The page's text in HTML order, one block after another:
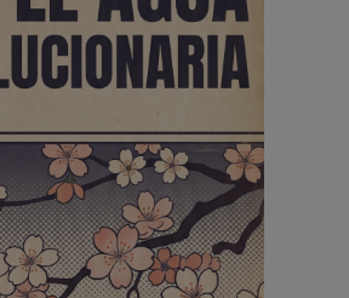
que de verdad le importe la
| El comisario
comisario de pozuelo?